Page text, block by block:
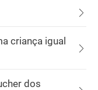
criança igual
dos